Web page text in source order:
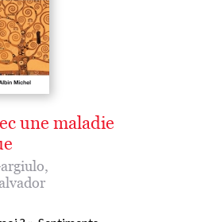
une maladie
,